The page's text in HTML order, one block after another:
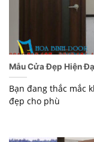
Mẫu Cửa Đẹp Hiện
Bạn đang thắc mắc
đẹp cho phù